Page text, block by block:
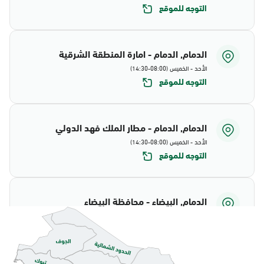
التوجه للموقع
الدمام, الدمام - امارة المنطقة الشرقية
الأحد - الخميس (08:00-14:30)
التوجه للموقع
الدمام, الدمام - مطار الملك فهد الدولي
الأحد - الخميس (08:00-14:30)
التوجه للموقع
الدمام, البيضاء - محافظة البيضاء